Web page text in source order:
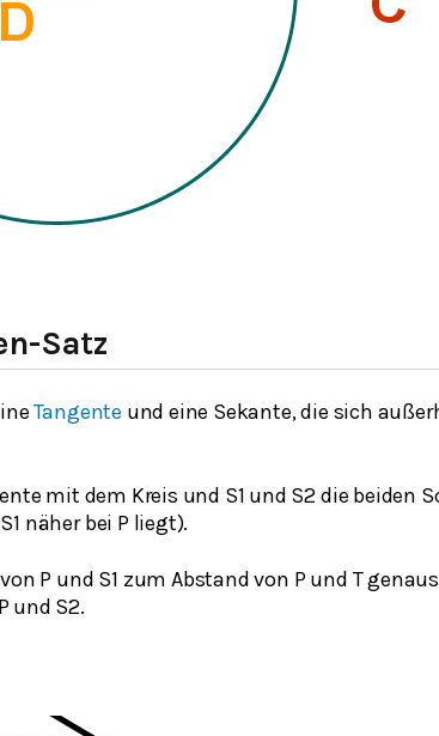
Satz
Tangente und eine Sekante, die sich
mit dem Kreis und S1 und S2 die beiden
näher bei P liegt).
P und S1 zum Abstand von P und T
und S2.